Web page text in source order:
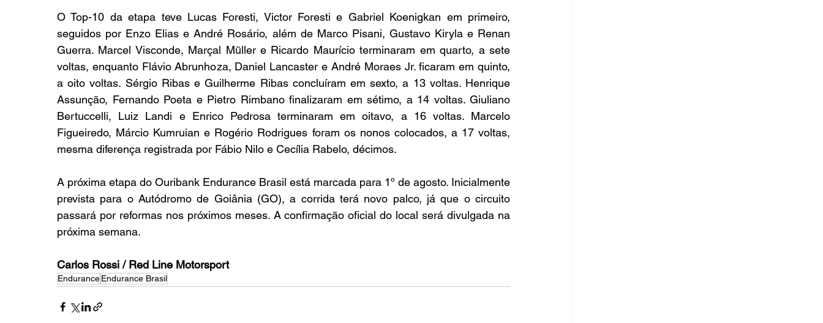
O Top-10 da etapa teve Lucas Foresti, Victor Foresti e Gabriel Koenigkan em primeiro,
seguidos por Enzo Elias e André Rosário, além de Marco Pisani, Gustavo Kiryla e Renan
Guerra. Marcel Visconde, Marçal Müller e Ricardo Maurício terminaram em quarto, a sete
voltas, enquanto Flávio Abrunhoza, Daniel Lancaster e André Moraes Jr. ficaram em quinto,
a oito voltas. Sérgio Ribas e Guilherme Ribas concluíram em sexto, a 13 voltas. Henrique
Assunção, Fernando Poeta e Pietro Rimbano finalizaram em sétimo, a 14 voltas. Giuliano
Bertuccelli, Luiz Landi e Enrico Pedrosa terminaram em oitavo, a 16 voltas. Marcelo
Figueiredo, Márcio Kumruian e Rogério Rodrigues foram os nonos colocados, a 17 voltas,
mesma diferença registrada por Fábio Nilo e Cecília Rabelo, décimos.
A próxima etapa do Ouribank Endurance Brasil está marcada para 1º de agosto. Inicialmente
prevista para o Autódromo de Goiânia (GO), a corrida terá novo palco, já que o circuito
passará por reformas nos próximos meses. A confirmação oficial do local será divulgada na
próxima semana.
Carlos Rossi / Red Line Motorsport
EnduranceEndurance Brasil